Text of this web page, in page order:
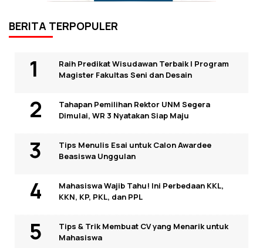
BERITA TERPOPULER
Raih Predikat Wisudawan Terbaik I Program
Magister Fakultas Seni dan Desain
Tahapan Pemilihan Rektor UNM Segera
Dimulai, WR 3 Nyatakan Siap Maju
Tips Menulis Esai untuk Calon Awardee
Beasiswa Unggulan
Mahasiswa Wajib Tahu! Ini Perbedaan KKL,
KKN, KP, PKL, dan PPL
Tips & Trik Membuat CV yang Menarik untuk
Mahasiswa